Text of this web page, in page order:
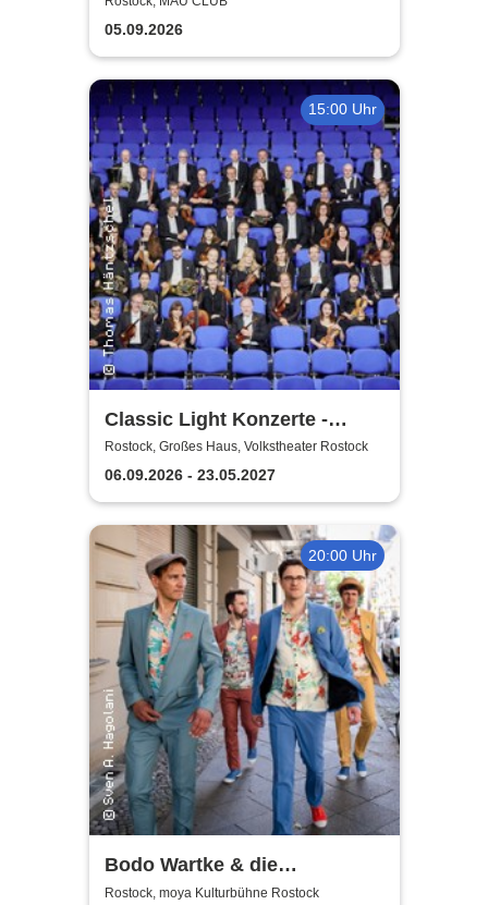
05.09.2026
15:00 Uhr
Classic Light Konzerte -
Volkstheater Rostock
Rostock, Großes Haus, Volkstheater Rostock
06.09.2026 - 23.05.2027
20:00 Uhr
Bodo Wartke & die
SchönenGutenA-Band - In
Rostock, moya Kulturbühne Rostock